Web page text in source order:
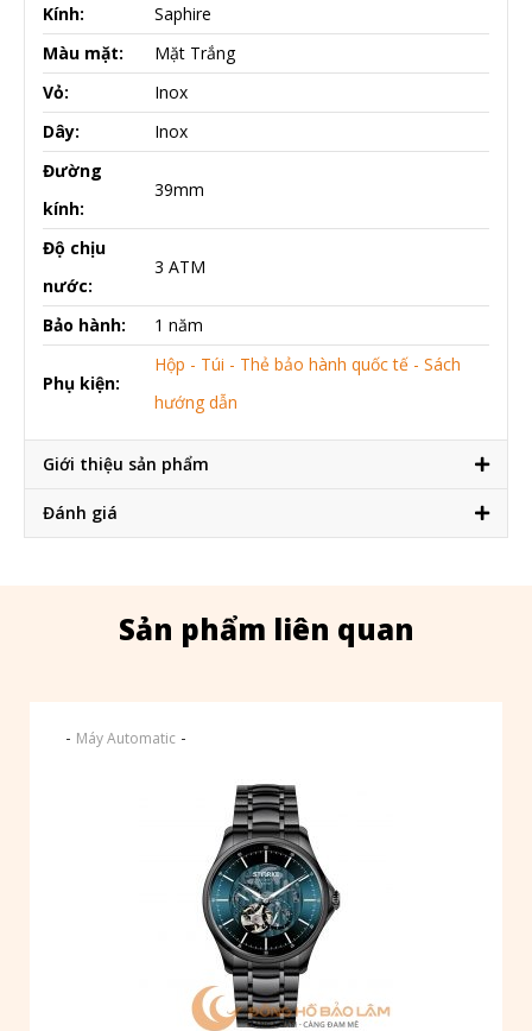
Kính:
Saphire
Màu mặt:
Mặt Trắng
Vỏ:
Inox
Dây:
Inox
Đường
kính:
39mm
Độ chịu
nước:
3 ATM
Bảo hành: 1 năm
Phụ kiện:
Hộp - Túi - Thẻ bảo hành quốc tế - Sách
hướng dẫn
Giới thiệu sản phẩm
Đánh giá
Sản phẩm liên quan
- Máy Automatic -